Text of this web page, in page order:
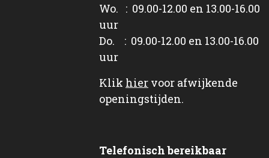
Wo. : 09.00-12.00 en 13.00-16.00
uur
Do. : 09.00-12.00 en 13.00-16.00
uur
Klik hier voor afwijkende
openingstijden.
Telefonisch bereikbaar